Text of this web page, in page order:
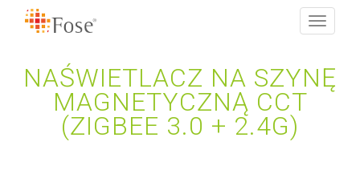
Toggle
NAŚWIETLACZ NA SZYNĘ
MAGNETYCZNĄ CCT
(ZIGBEE 3.0 + 2.4G)